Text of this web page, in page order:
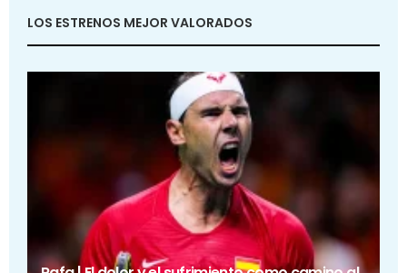
LOS ESTRENOS MEJOR VALORADOS